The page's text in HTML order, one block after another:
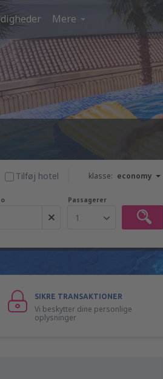
Mere
klasse: economy
Tilføj hotel
Passagerer
1
SIKRE TRANSAKTIONER
Vi beskytter dine personlige
oplysninger